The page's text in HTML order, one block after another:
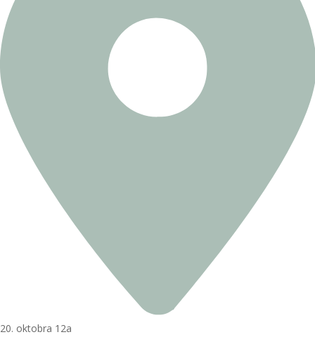
20. oktobra 12a